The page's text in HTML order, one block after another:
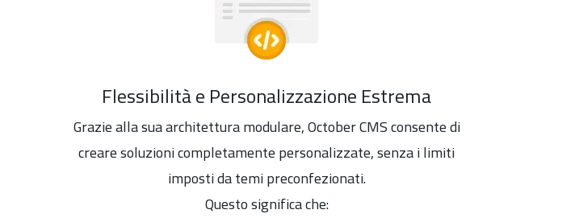
Flessibilità e Personalizzazione Estrema
Grazie alla sua architettura modulare, October CMS consente di
creare soluzioni completamente personalizzate, senza i limiti
imposti da temi preconfezionati.
Questo significa che: